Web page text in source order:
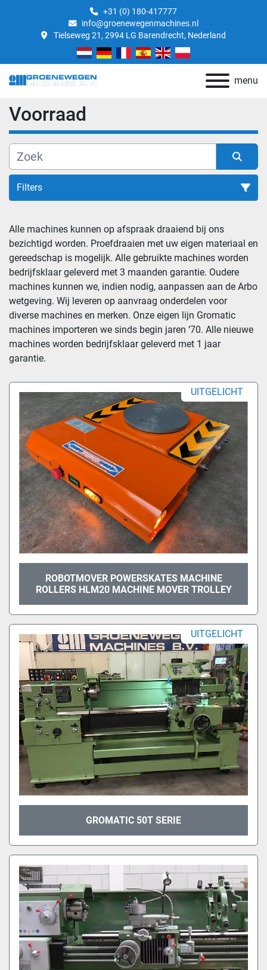
+31 (0) 180-417777
info@groenewegenmachines.nl
Tielseweg 21, 2994 LG Barendrecht, Nederland
menu
Voorraad
Filters
Alle categoriën
Alle machines kunnen op afspraak draaiend bij ons
bezichtigd worden. Proefdraaien met uw eigen materiaal en
gereedschap is mogelijk. Alle gebruikte machines worden
bedrijfsklaar geleverd met 3 maanden garantie. Oudere
machines kunnen we, indien nodig, aanpassen aan de Arbo
wetgeving. Wij leveren op aanvraag onderdelen voor
diverse machines en merken. Onze eigen lijn Gromatic
machines importeren we sinds begin jaren ‘70. Alle nieuwe
machines worden bedrijfsklaar geleverd met 1 jaar
garantie.
UITGELICHT
ROBOTMOVER POWERSKATES MACHINE
ROLLERS HLM20 MACHINE MOVER TROLLEY
UITGELICHT
GROMATIC 50T SERIE